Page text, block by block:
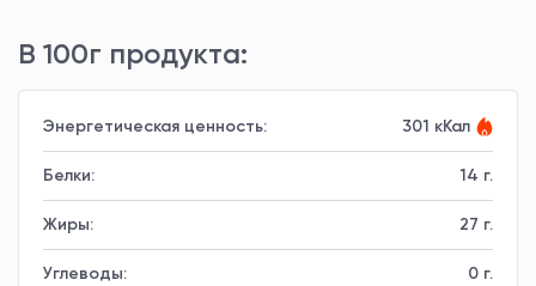
В 100г продукта:
Энергетическая ценность: 301 кКал
Белки: 14 г.
Жиры: 27 г.
Углеводы: 0 г.